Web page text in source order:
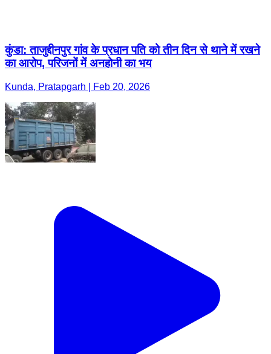
कुंडा: ताजुद्दीनपुर गांव के प्रधान पति को तीन दिन से थाने में रखने
का आरोप, परिजनों में अनहोनी का भय
Kunda, Pratapgarh | Feb 20, 2026